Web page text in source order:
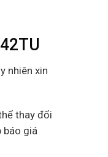
nhiên xin
thay đổi
báo giá